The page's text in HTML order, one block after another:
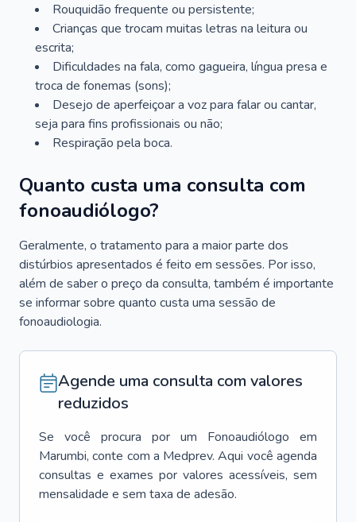
Rouquidão frequente ou persistente;
Crianças que trocam muitas letras na leitura ou
escrita;
Dificuldades na fala, como gagueira, língua presa e
troca de fonemas (sons);
Desejo de aperfeiçoar a voz para falar ou cantar,
seja para fins profissionais ou não;
Respiração pela boca.
Quanto custa uma consulta com
fonoaudiólogo?
Geralmente, o tratamento para a maior parte dos
distúrbios apresentados é feito em sessões. Por isso,
além de saber o preço da consulta, também é importante
se informar sobre quanto custa uma sessão de
fonoaudiologia.
Agende uma consulta com valores
reduzidos
Se você procura por um Fonoaudiólogo
em
Marumbi, conte com a Medprev. Aqui você agenda
consultas e exames por valores acessíveis, sem
mensalidade e sem taxa de adesão.